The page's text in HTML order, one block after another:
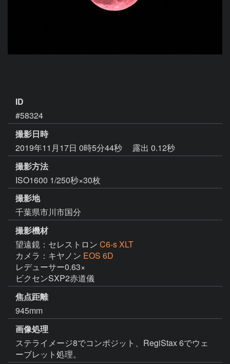
ID
#58324
撮影日時
2019年11月17日 0時5分44秒
露出 0.12秒
撮影方法
ISO1600 1/250秒×30枚
撮影地
千葉県市川市国分
撮影機材
望遠鏡：セレストロン C6-s XLT
カメラ：キヤノン EOS 6D
レデューサー0.63×
ビクセンSXP2赤道儀
焦点距離
945mm
画像処理
ステライメージ8でコンポジット、RegiStax 6でウェ
ーブレット処理。